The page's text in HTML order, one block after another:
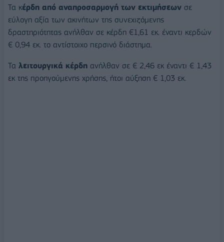
Τα κέρδη από αναπροσαρμογή των εκτιμήσεων σε
εύλογη αξία των ακινήτων της συνεχιζόμενης
δραστηριότητας ανήλθαν σε κέρδη €1,61 εκ. έναντι κερδών
€ 0,94 εκ. το αντίστοιχο περσινό διάστημα.
Τα λειτουργικά κέρδη ανήλθαν σε € 2,46 εκ έναντι € 1,43
εκ της προηγούμενης χρήσης, ήτοι αύξηση € 1,03 εκ.